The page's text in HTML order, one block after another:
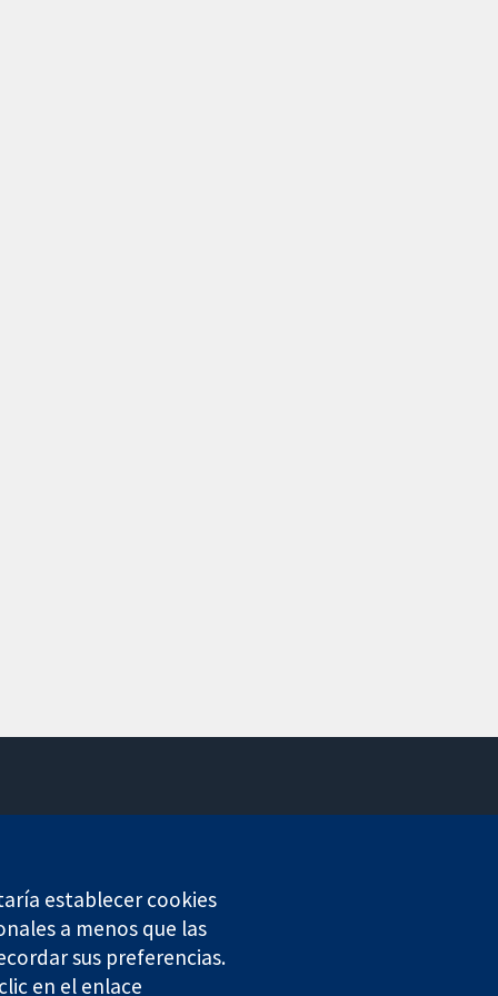
Sobre nosotros
Empleo
Cochrane Library
establecer cookies
a menos que las
sus preferencias.
en el enlace